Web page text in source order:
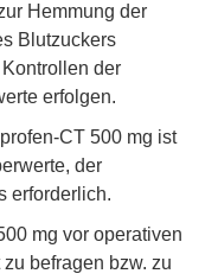
Hemmung der
Blutzuckers
der
erfolgen.
CT 500 mg ist
der
erforderlich.
mg vor operativen
befragen bzw. zu